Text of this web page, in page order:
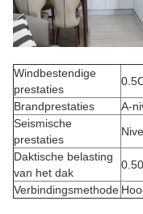
Windbestendige
prestaties
Brandprestaties
A-
Seismische
prestaties
Daktische belasting
van het dak
Verbindingsmethode